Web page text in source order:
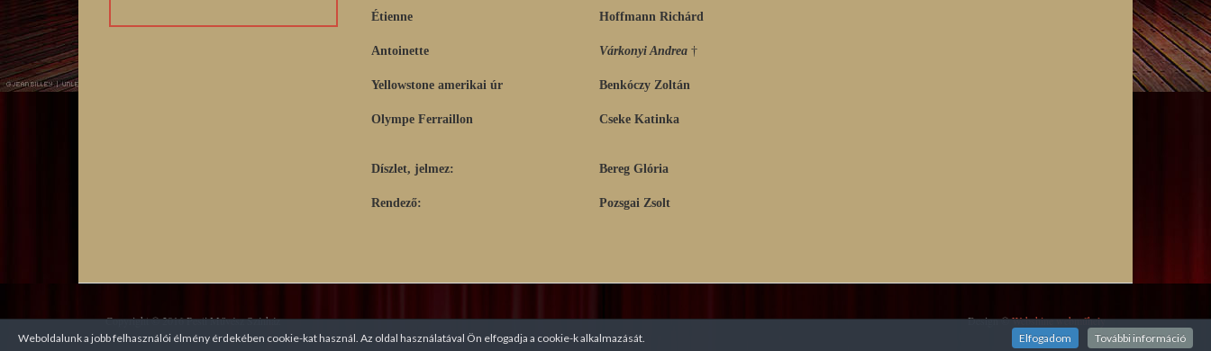
Étienne Hoffmann Richárd
Antoinette Várkonyi Andrea †
Yellowstone amerikai úr Benkóczy Zoltán
Olympe Ferraillon Cseke Katinka
Díszlet, jelmez: Bereg Glória
Rendező: Pozsgai Zsolt
Copyright © 2016 Pesti Művész Színház Design ©Webshine webműhely
Weboldalunk a jobb felhasználói élmény érdekében cookie-kat használ. Az oldal használatával Ön elfogadja a cookie-k alkalmazását. Elfogadom További információ